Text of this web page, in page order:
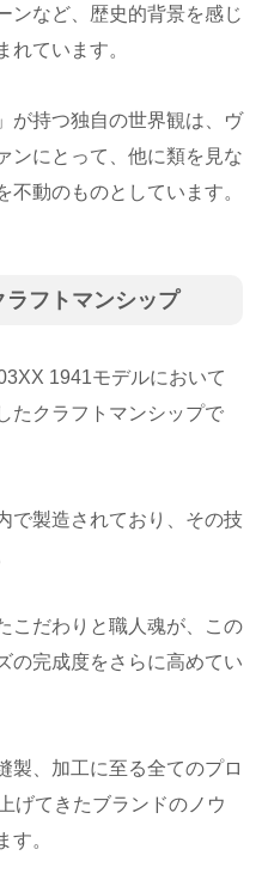
ンなど、歴史的背景を感じ
れています。
が持つ独自の世界観は、ヴ
ンにとって、他に類を見な
動のものとしています。
ラフトマンシップ
1941モデルにおいて
たクラフトマンシップで
で製造されており、その技
こだわりと職人魂が、この
の完成度をさらに高めてい
製、加工に至る全てのプロ
げてきたブランドのノウ
す。